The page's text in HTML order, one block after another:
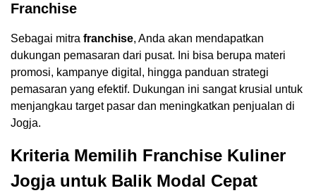
Franchise
Sebagai mitra franchise, Anda akan mendapatkan
dukungan pemasaran dari pusat. Ini bisa berupa materi
promosi, kampanye digital, hingga panduan strategi
pemasaran yang efektif. Dukungan ini sangat krusial untuk
menjangkau target pasar dan meningkatkan penjualan di
Jogja.
Kriteria Memilih Franchise Kuliner
Jogja untuk Balik Modal Cepat